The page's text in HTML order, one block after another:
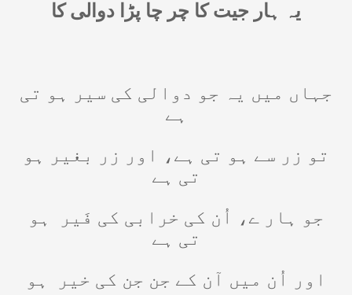
یہ ہار جیت کا چر چا پڑا دوالی کا
جہاں میں یہ جو دوالی کی سیر ہو تی
ہے
تو زر سے ہو تی ہے، اور زر بغیر ہو
تی ہے
جو ہار ے، اُن کی خرابی کی فَیر
ہو
تی ہے
اور اُن میں آن کے جن جن کی خیر
ہو